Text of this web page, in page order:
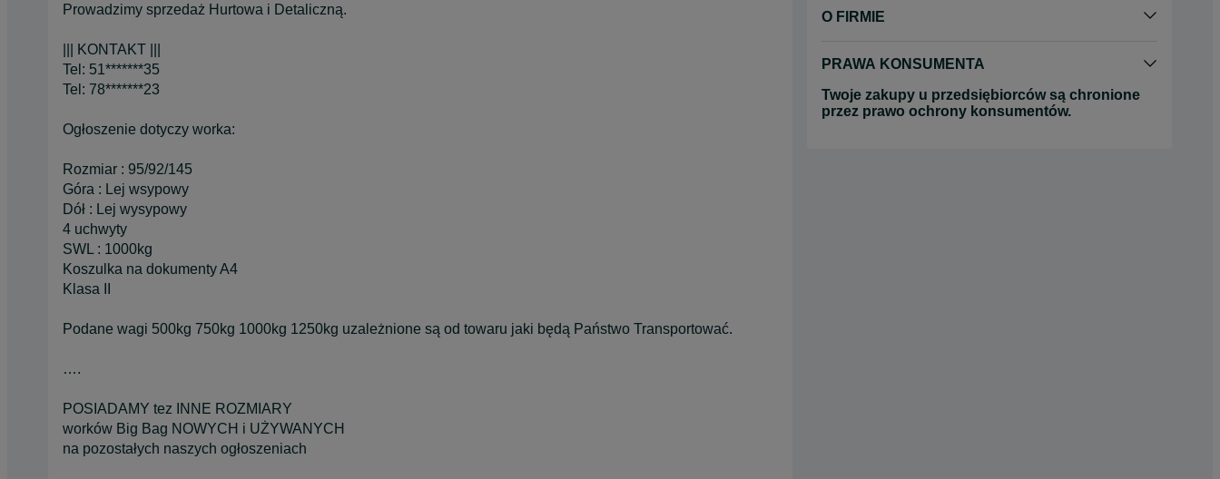
Prowadzimy sprzedaż Hurtowa i Detaliczną.
||| KONTAKT |||
Tel: 51*******35
Tel: 78*******23
Ogłoszenie dotyczy worka:
Rozmiar : 95/92/145
Góra : Lej wsypowy
Dół : Lej wysypowy
4 uchwyty
SWL : 1000kg
Koszulka na dokumenty A4
Klasa II
Podane wagi 500kg 750kg 1000kg 1250kg uzależnione są od towaru jaki będą Państwo Transportować.
….
POSIADAMY tez INNE ROZMIARY
worków Big Bag NOWYCH i UŻYWANYCH
na pozostałych naszych ogłoszeniach
O FIRMIE
PRAWA KONSUMENTA
Twoje zakupy u przedsiębiorców są chronione
przez prawo ochrony konsumentów.